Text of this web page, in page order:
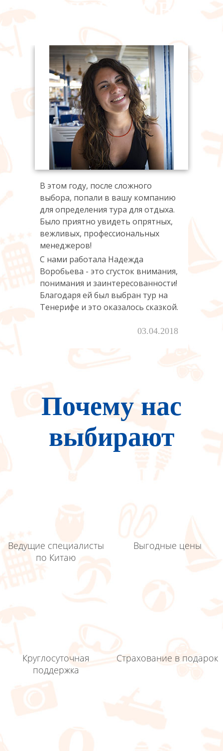
КЛИЕНТОВ
В этом году, после сложного
выбора, попали в вашу компанию
для определения тура для отдыха.
Было приятно увидеть опрятных,
вежливых, профессиональных
менеджеров!
С нами работала Надежда
Воробьева - это сгусток внимания,
понимания и заинтересованности!
Благодаря ей был выбран тур на
Тенерифе и это оказалось сказкой.
03.04.2018
Почему нас
выбирают
Ведущие специалисты
по Китаю
Выгодные цены
Круглосуточная
поддержка
Страхование в подарок